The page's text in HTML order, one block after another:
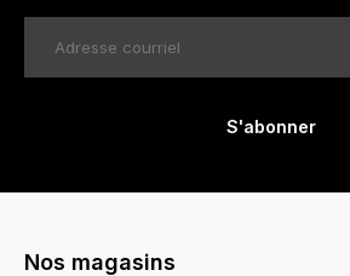
S'abonner
Nos magasins